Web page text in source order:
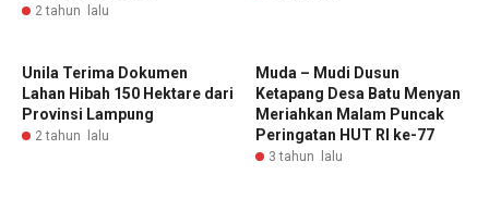
2 tahun lalu
Unila Terima Dokumen
Lahan Hibah 150 Hektare dari
Provinsi Lampung
2 tahun lalu
Muda – Mudi Dusun
Ketapang Desa Batu Menyan
Meriahkan Malam Puncak
Peringatan HUT RI ke-77
3 tahun lalu